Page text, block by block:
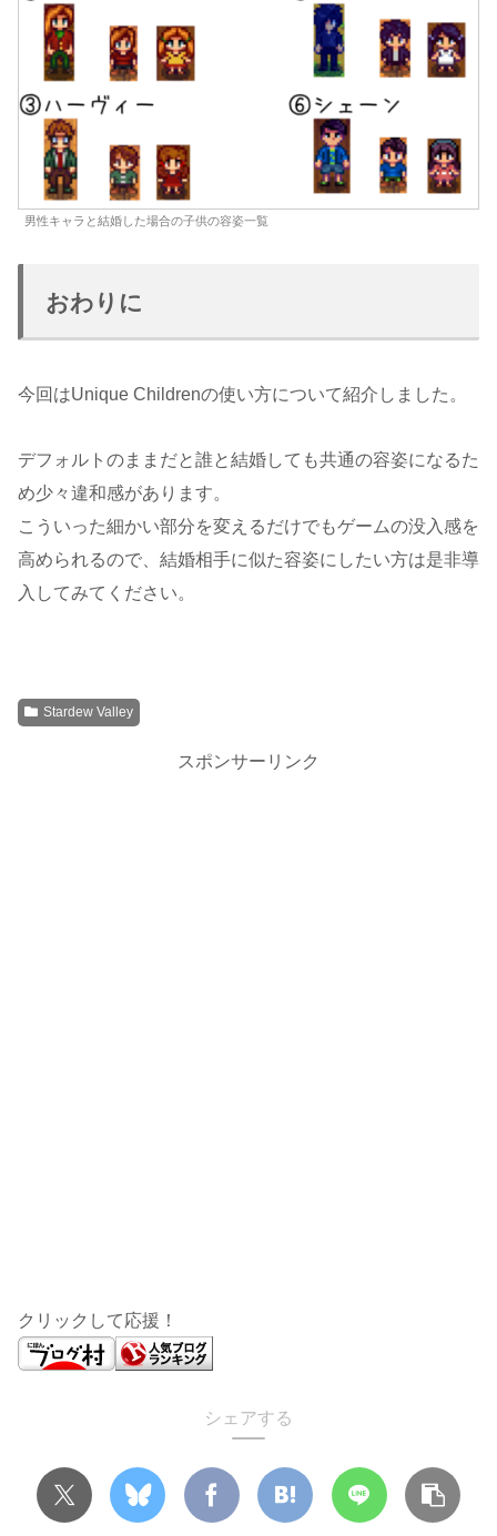
男性キャラと結婚した場合の子供の容姿一覧
おわりに
今回はUnique Childrenの使い方について紹介しました。
デフォルトのままだと誰と結婚しても共通の容姿になるた
め少々違和感があります。
こういった細かい部分を変えるだけでもゲームの没入感を
高められるので、結婚相手に似た容姿にしたい方は是非導
入してみてください。
Stardew Valley
スポンサーリンク
クリックして応援！
シェアする